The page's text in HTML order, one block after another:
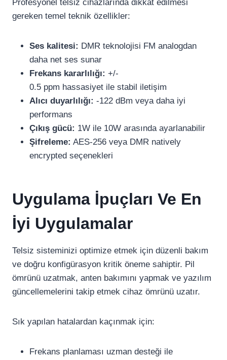
Profesyonel telsiz cihazlarında dikkat edilmesi
gereken temel teknik özellikler:
Ses kalitesi: DMR teknolojisi FM analogdan
daha net ses sunar
Frekans kararlılığı: +/-
0.5 ppm hassasiyet ile stabil iletişim
Alıcı duyarlılığı: -122 dBm veya daha iyi
performans
Çıkış gücü: 1W ile 10W arasında ayarlanabilir
Şifreleme: AES-256 veya DMR natively
encrypted seçenekleri
Uygulama İpuçları Ve En
İyi Uygulamalar
Telsiz sisteminizi optimize etmek için düzenli bakım
ve doğru konfigürasyon kritik öneme sahiptir. Pil
ömrünü uzatmak, anten bakımını yapmak ve yazılım
güncellemelerini takip etmek cihaz ömrünü uzatır.
Sık yapılan hatalardan kaçınmak için:
Frekans planlaması uzman desteği ile